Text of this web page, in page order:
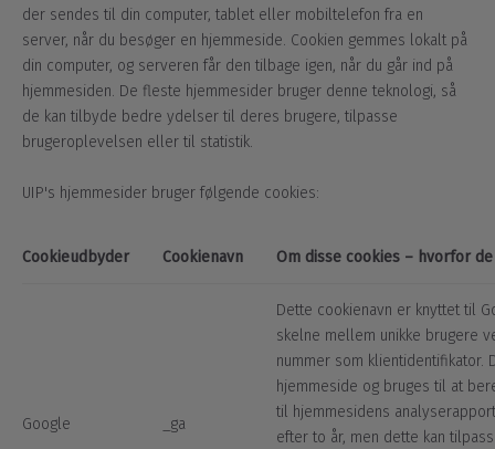
der sendes til din computer, tablet eller mobiltelefon fra en
server, når du besøger en hjemmeside. Cookien gemmes lokalt på
din computer, og serveren får den tilbage igen, når du går ind på
hjemmesiden. De fleste hjemmesider bruger denne teknologi, så
de kan tilbyde bedre ydelser til deres brugere, tilpasse
brugeroplevelsen eller til statistik.
UIP's hjemmesider bruger følgende cookies:
Cookieudbyder Cookienavn Om disse cookies – hvorfor
Google _ga
Dette cookienavn er knyttet til
skelne mellem unikke brugere
nummer som klientidentifikator.
hjemmeside og bruges til at
til hjemmesidens
efter to år, men dette kan